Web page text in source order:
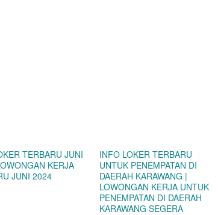
TERBARU JUNI
KERJA
JUNI 2024
INFO LOKER TERBARU
UNTUK PENEMPATAN DI
DAERAH KARAWANG |
LOWONGAN KERJA UNTUK
PENEMPATAN DI DAERAH
KARAWANG SEGERA